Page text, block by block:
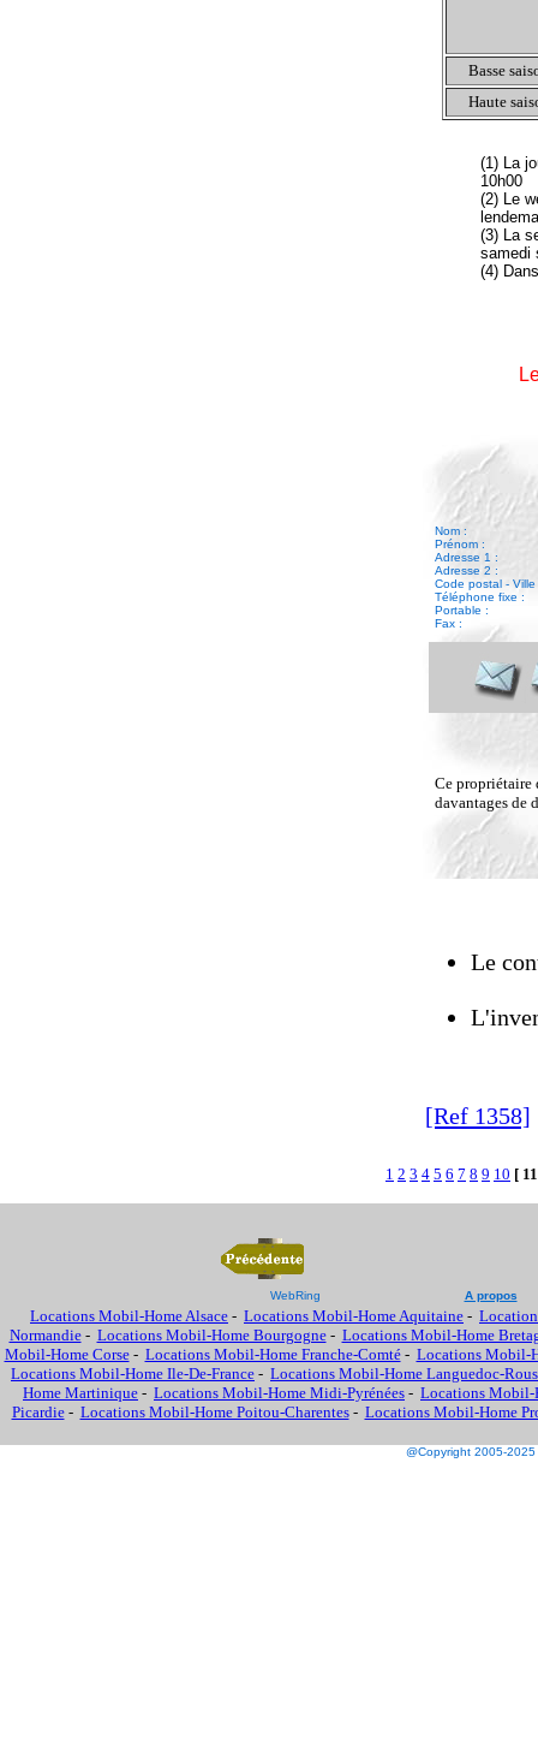
Basse
Haute
(1) La
10h00
(2) Le
(3) La
samedi
(4)
Nom :
Prénom :
Adresse 1 :
Adresse 2 :
Code postal - Ville
Téléphone fixe :
Portable :
Fax :
Ce propriétaire
davantages de
Le
[Ref 1358]
1 2 3 4 5 6 7 8 9 10 [
WebRing A propos
Locations Mobil-Home Alsace - Locations Mobil-Home Aquitaine -
Normandie- Locations Mobil-Home Bourgogne- Locations Mobil-Home
Mobil-Home Corse- Locations Mobil-Home Franche-Comté- Locations Mobil-
Locations Mobil-Home Ile-De-France - Locations Mobil-Home Languedoc-
Home Martinique - Locations Mobil-Home Midi-Pyrénées - Locations Mobil-
Picardie- Locations Mobil-Home Poitou-Charentes- Locations Mobil-Home
@Copyright 2005-